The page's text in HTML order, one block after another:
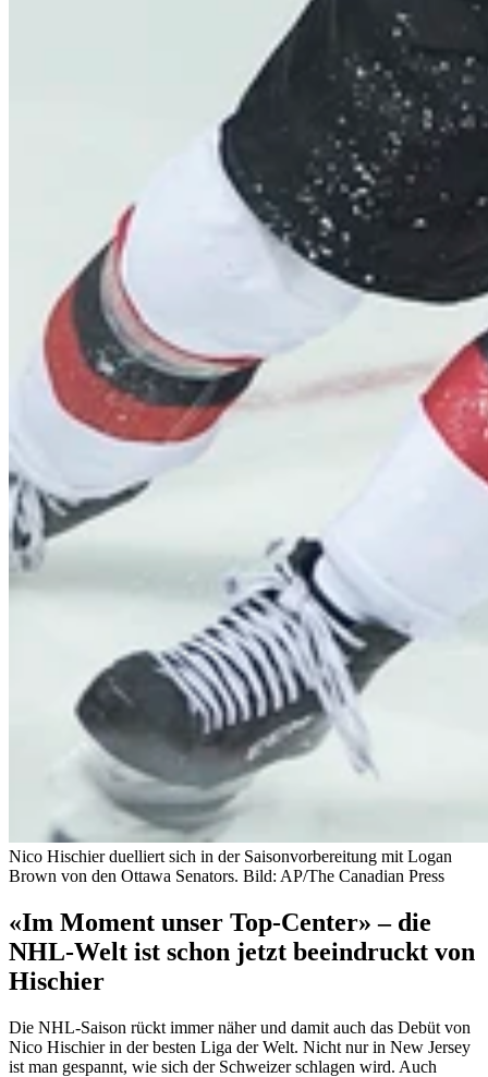
Nico Hischier duelliert sich in der Saisonvorbereitung mit Logan
Brown von den Ottawa Senators. Bild: AP/The Canadian Press
«Im Moment unser Top-Center» – die
NHL-Welt ist schon jetzt beeindruckt von
Hischier
Die NHL-Saison rückt immer näher und damit auch das Debüt von
Nico Hischier in der besten Liga der Welt. Nicht nur in New Jersey
ist man gespannt, wie sich der Schweizer schlagen wird. Auch